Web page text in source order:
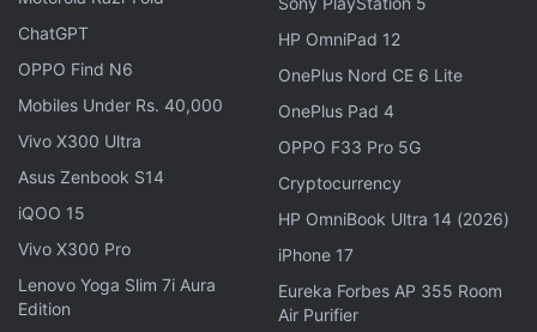
সেখানে 'রিপোস্ট' অপশনে ক্লিক করুন।
4. রিপোস্ট আইকনে ক্লিক করার পর স্ক্রিনে প্রদর্শিত 'থট বাবল'-এ টাইপ
করে ইচ্ছামতো লেখা যোগ করুন।
5. আপনি যে যে পোস্ট রিশেয়ার করছেন, সেগুলি আপনার প্রোফাইলে
রিপোস্ট বিভাগে দেখা যাবে।
Instagram Map ফিচারের সুবিধা কী কী
স্ন্যাপচ্যাটের স্ন্যাপ ম্যাপ থেকে টুকে ইনস্টাগ্রামের ম্যাপ ফিচার আনা হয়েছে বলে
দাবি করছে অনেকেই। এর মাধ্যমে আপনি আপনার শেষ লোকেশন বা অবস্থান
নির্বাচিত বন্ধুদের সাথে ভাগ করে নিতে সক্ষম হবেন। মেটা জানিয়েছে, "আপনার
ChatGPT
OPPO Find N6
Mobiles Under Rs. 40,000
Vivo X300 Ultra
Asus Zenbook S14
iQOO 15
Vivo X300 Pro
Lenovo Yoga Slim 7i Aura
Edition
HP OmniPad 12
OnePlus Nord CE 6 Lite
OnePlus Pad 4
OPPO F33 Pro 5G
Cryptocurrency
HP OmniBook Ultra 14 (2026)
iPhone 17
Eureka Forbes AP 355 Room
Air Purifier